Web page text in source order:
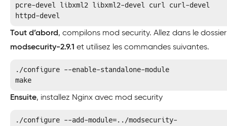
pcre-devel libxml2 libxml2-devel curl curl-devel
httpd-devel
Tout d’abord, compilons mod security. Allez dans le dossier
modsecurity-2.9.1 et utilisez les commandes suivantes.
./configure --enable-standalone-module
make
Ensuite, installez Nginx avec mod security
./configure --add-module=../modsecurity-